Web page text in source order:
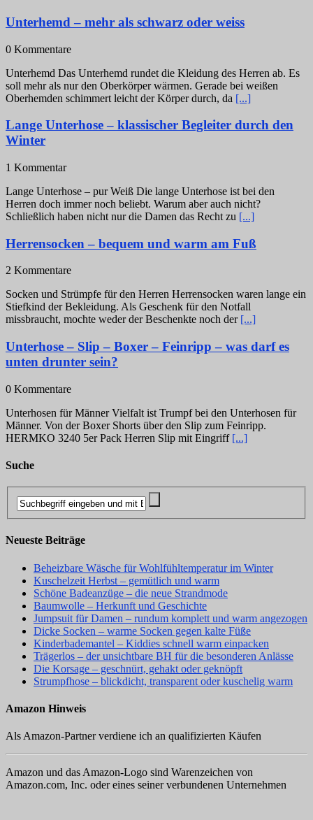
Unterhemd – mehr als schwarz oder weiss
0 Kommentare
Unterhemd Das Unterhemd rundet die Kleidung des Herren ab. Es
soll mehr als nur den Oberkörper wärmen. Gerade bei weißen
Oberhemden schimmert leicht der Körper durch, da [...]
Lange Unterhose – klassischer Begleiter durch den
Winter
1 Kommentar
Lange Unterhose – pur Weiß Die lange Unterhose ist bei den
Herren doch immer noch beliebt. Warum aber auch nicht?
Schließlich haben nicht nur die Damen das Recht zu [...]
Herrensocken – bequem und warm am Fuß
2 Kommentare
Socken und Strümpfe für den Herren Herrensocken waren lange ein
Stiefkind der Bekleidung. Als Geschenk für den Notfall
missbraucht, mochte weder der Beschenkte noch der [...]
Unterhose – Slip – Boxer – Feinripp – was darf es
unten drunter sein?
0 Kommentare
Unterhosen für Männer Vielfalt ist Trumpf bei den Unterhosen für
Männer. Von der Boxer Shorts über den Slip zum Feinripp.
HERMKO 3240 5er Pack Herren Slip mit Eingriff [...]
Suche
Neueste Beiträge
Beheizbare Wäsche für Wohlfühltemperatur im Winter
Kuschelzeit Herbst – gemütlich und warm
Schöne Badeanzüge – die neue Strandmode
Baumwolle – Herkunft und Geschichte
Jumpsuit für Damen – rundum komplett und warm angezogen
Dicke Socken – warme Socken gegen kalte Füße
Kinderbademantel – Kiddies schnell warm einpacken
Trägerlos – der unsichtbare BH für die besonderen Anlässe
Die Korsage – geschnürt, gehakt oder geknöpft
Strumpfhose – blickdicht, transparent oder kuschelig warm
Amazon Hinweis
Als Amazon-Partner verdiene ich an qualifizierten Käufen
Amazon und das Amazon-Logo sind Warenzeichen von
Amazon.com, Inc. oder eines seiner verbundenen Unternehmen